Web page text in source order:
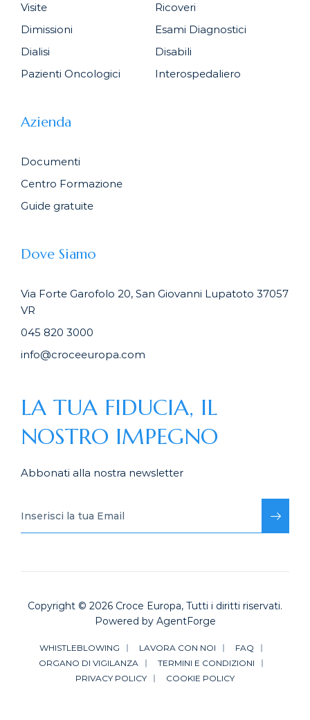
Visite
Ricoveri
Dimissioni
Esami Diagnostici
Dialisi
Disabili
Pazienti Oncologici
Interospedaliero
Azienda
Documenti
Centro Formazione
Guide gratuite
Dove Siamo
Via Forte Garofolo 20, San Giovanni Lupatoto 37057
VR
045 820 3000
info@croceeuropa.com
LA TUA FIDUCIA, IL
NOSTRO IMPEGNO
Abbonati alla nostra newsletter
Copyright © 2026 Croce Europa, Tutti i diritti riservati.
Powered by AgentForge
WHISTLEBLOWING LAVORA CON NOI
FAQ
ORGANO DI VIGILANZA
TERMINI E CONDIZIONI
PRIVACY POLICY
COOKIE POLICY